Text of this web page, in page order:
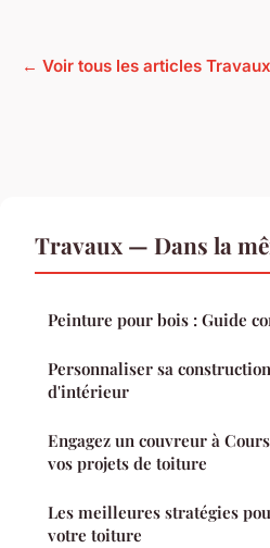
← Voir tous les articles Travaux
Travaux — Dans la
Peinture pour bois : Guide
Personnaliser sa
d'intérieur
Engagez un couvreur à
vos projets de toiture
Les meilleures stratégies
votre toiture